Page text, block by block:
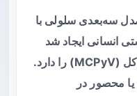
سه‌بعدی سلولی با
انسانی ایجاد شد
که توانایی تولید ویروس‌های مرکل (MCPyV) را دارد.
محصور در